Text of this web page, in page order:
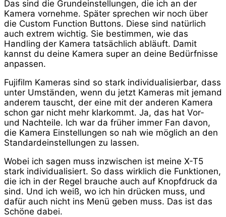
Das sind die Grundeinstellungen, die ich an der
Kamera vornehme. Später sprechen wir noch über
die Custom Function Buttons. Diese sind natürlich
auch extrem wichtig. Sie bestimmen, wie das
Handling der Kamera tatsächlich abläuft. Damit
kannst du deine Kamera super an deine Bedürfnisse
anpassen.
Fujifilm Kameras sind so stark individualisierbar, dass
unter Umständen, wenn du jetzt Kameras mit jemand
anderem tauscht, der eine mit der anderen Kamera
schon gar nicht mehr klarkommt. Ja, das hat Vor-
und Nachteile. Ich war da früher immer Fan davon,
die Kamera Einstellungen so nah wie möglich an den
Standardeinstellungen zu lassen.
Wobei ich sagen muss inzwischen ist meine X-T5
stark individualisiert. So dass wirklich die Funktionen,
die ich in der Regel brauche auch auf Knopfdruck da
sind. Und ich weiß, wo ich hin drücken muss, und
dafür auch nicht ins Menü geben muss. Das ist das
Schöne dabei.